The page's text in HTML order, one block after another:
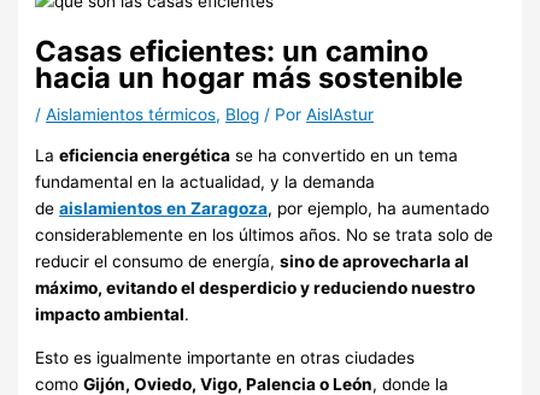
Casas eficientes: un camino
hacia un hogar más sostenible
/Aislamientos térmicos, Blog / PorAislAstur
Laeficiencia energética se ha convertido en un tema
fundamental en la actualidad, y la demanda
deaislamientos en Zaragoza, por ejemplo, ha aumentado
considerablemente en los últimos años. No se trata solo de
reducir el consumo de energía,sino de aprovecharla al
máximo, evitando el desperdicio y reduciendo nuestro
impacto ambiental.
Esto es igualmente importante en otras ciudades
comoGijón, Oviedo, Vigo, Palencia o León, donde la